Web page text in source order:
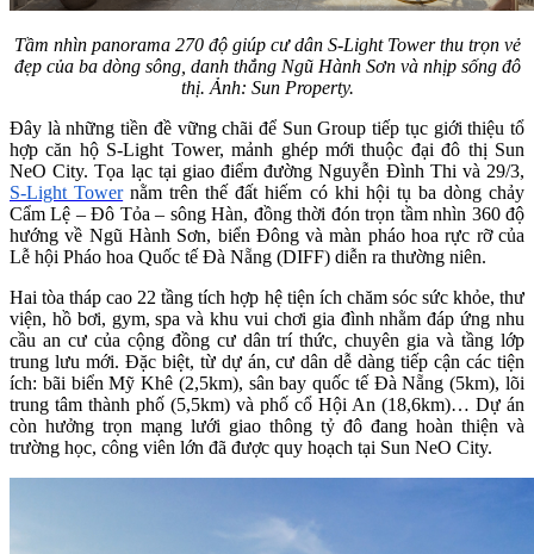
Tầm nhìn panorama 270 độ giúp cư dân S-Light Tower thu trọn vẻ
đẹp của ba dòng sông, danh thắng Ngũ Hành Sơn và nhịp sống đô
thị. Ảnh: Sun Property.
Đây là những tiền đề vững chãi để Sun Group tiếp tục giới thiệu tổ
hợp căn hộ S-Light Tower, mảnh ghép mới thuộc đại đô thị Sun
NeO City. Tọa lạc tại giao điểm đường Nguyễn Đình Thi và 29/3,
S-Light Towernằm trên thế đất hiếm có khi hội tụ ba dòng chảy
Cẩm Lệ – Đô Tỏa – sông Hàn, đồng thời đón trọn tầm nhìn 360 độ
hướng về Ngũ Hành Sơn, biển Đông và màn pháo hoa rực rỡ của
Lễ hội Pháo hoa Quốc tế Đà Nẵng (DIFF) diễn ra thường niên.
Hai tòa tháp cao 22 tầng tích hợp hệ tiện ích chăm sóc sức khỏe, thư
viện, hồ bơi, gym, spa và khu vui chơi gia đình nhằm đáp ứng nhu
cầu an cư của cộng đồng cư dân trí thức, chuyên gia và tầng lớp
trung lưu mới. Đặc biệt, từ dự án, cư dân dễ dàng tiếp cận các tiện
ích: bãi biển Mỹ Khê (2,5km), sân bay quốc tế Đà Nẵng (5km), lõi
trung tâm thành phố (5,5km) và phố cổ Hội An (18,6km)… Dự án
còn hưởng trọn mạng lưới giao thông tỷ đô đang hoàn thiện và
trường học, công viên lớn đã được quy hoạch tại Sun NeO City.